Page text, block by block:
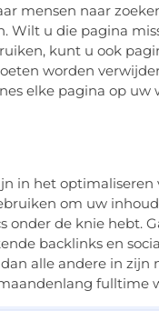
mensen naar
Wilt u die pagina
kunt u ook
worden
elke pagina op
in het
om uw
onder de knie hebt.
backlinks en
alle andere in zijn
fulltime